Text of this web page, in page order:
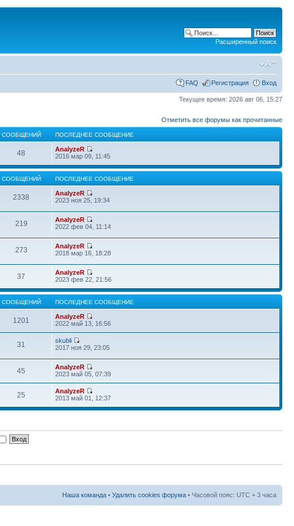
Расширенный поиск
FAQ Регистрация Вход
Текущее время: 2026 авг 06, 15:27
Отметить все форумы как прочитанные
СООБЩЕНИЙ ПОСЛЕДНЕЕ СООБЩЕНИЕ
48
AnalyzeR
2016 мар 09, 11:45
СООБЩЕНИЙ ПОСЛЕДНЕЕ СООБЩЕНИЕ
2338
AnalyzeR
2023 ноя 25, 19:34
219
AnalyzeR
2022 фев 04, 11:14
273
AnalyzeR
2018 мар 16, 18:28
37
AnalyzeR
2023 фев 22, 21:56
СООБЩЕНИЙ ПОСЛЕДНЕЕ СООБЩЕНИЕ
1201
AnalyzeR
2022 май 13, 16:56
31
skubli
2017 ноя 29, 23:05
45
AnalyzeR
2023 май 05, 07:39
25
AnalyzeR
2013 май 01, 12:37
Наша команда • Удалить cookies форума • Часовой пояс: UTC + 3 часа